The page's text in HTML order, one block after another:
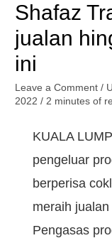
Shafaz
jualan
ini
Leave a Comment /
2022 /2 minutes of
KUALA
pengeluar
berperisa
meraih
Pengasas